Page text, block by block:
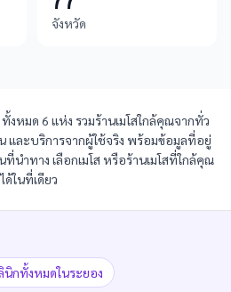
จังหวัด
งหมด 6 แห่ง รวมร้านเมโสใกล้คุณจากทั่ว
และบริการจากผู้ใช้จริง พร้อมข้อมูลที่อยู่
นำทาง เลือกเมโส หรือร้านเมโสที่ใกล้คุณ
ในที่เดียว
นิกทั้งหมดในระยอง